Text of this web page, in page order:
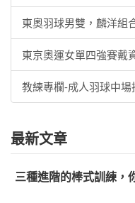
東奧羽球男雙，麟洋組
東京奧運女單四強賽戴
教練專欄-成人羽球中場
最新文章
三種進階的棒式訓練，